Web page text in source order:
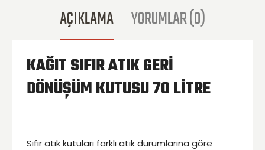
AÇIKLAMA
YORUMLAR (0)
KAĞIT SIFIR ATIK GERI
DÖNÜŞÜM KUTUSU 70 LITRE
Sıfır atık kutuları farklı atık durumlarına göre